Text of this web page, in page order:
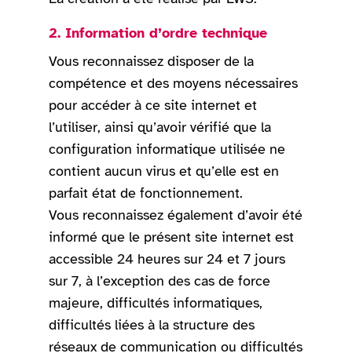
2. Information d’ordre technique
Vous reconnaissez disposer de la
compétence et des moyens nécessaires
pour accéder à ce site internet et
l’utiliser, ainsi qu’avoir vérifié que la
configuration informatique utilisée ne
contient aucun virus et qu’elle est en
parfait état de fonctionnement.
Vous reconnaissez également d’avoir été
informé que le présent site internet est
accessible 24 heures sur 24 et 7 jours
sur 7, à l’exception des cas de force
majeure, difficultés informatiques,
difficultés liées à la structure des
réseaux de communication ou difficultés